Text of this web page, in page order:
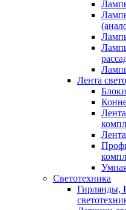
Лента
Светотехника
Гирлянды,